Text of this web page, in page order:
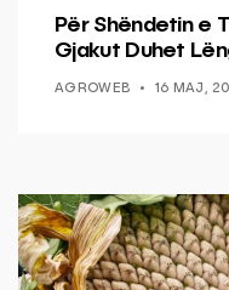
Për Shëndetin e
Gjakut Duhet
AGROWEB 16 MAJ,